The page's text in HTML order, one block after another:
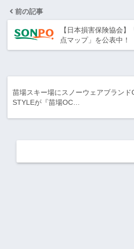
前の記事
【日本損害保険協会
点マップ」を公表中！
苗場スキー場にスノーウェアブランド
STYLEが『苗場OC…